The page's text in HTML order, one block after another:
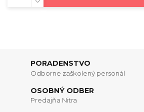
PORADENSTVO
Odborne zaškolený personál
OSOBNÝ ODBER
Predajňa Nitra